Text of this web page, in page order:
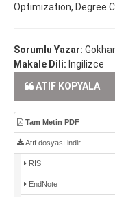
Optimization, Degree
Sorumlu Yazar:
Makale Dili: İngilizce
ATIF KOPYALA
Tam Metin PDF
Atıf dosyası indir
RIS
EndNote